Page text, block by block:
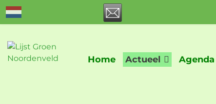
Home Actueel Agenda